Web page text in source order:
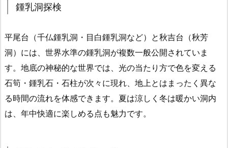
鍾乳洞探検
平尾台（千仏鍾乳洞・目白鍾乳洞など）と秋吉台（秋芳
洞）には、世界水準の鍾乳洞が複数一般公開されていま
す。地底の神秘的な世界では、光の当たり方で色を変える
石筍・鍾乳石・石柱が次々に現れ、地上とはまったく異な
る時間の流れを体感できます。夏は涼しく冬は暖かい洞内
は、年中快適に楽しめる点も魅力です。